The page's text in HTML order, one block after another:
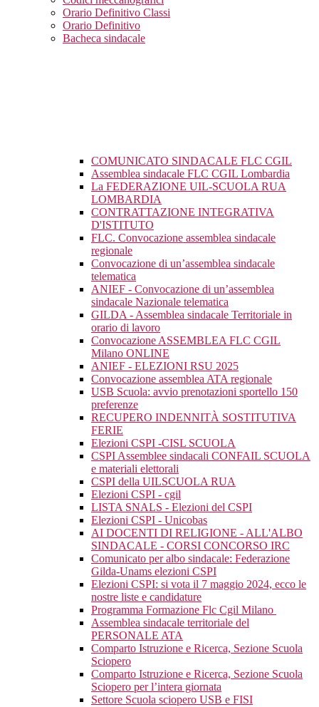
Orario Definitivo Classi
Orario Definitivo
Bacheca sindacale
COMUNICATO SINDACALE FLC CGIL
Assemblea sindacale FLC CGIL Lombardia
La FEDERAZIONE UIL-SCUOLA RUA
LOMBARDIA
CONTRATTAZIONE INTEGRATIVA
D'ISTITUTO
FLC. Convocazione assemblea sindacale
regionale
Convocazione di un’assemblea sindacale
telematica
ANIEF - Convocazione di un’assemblea
sindacale Nazionale telematica
GILDA - Assemblea sindacale Territoriale in
orario di lavoro
Convocazione ASSEMBLEA FLC CGIL
Milano ONLINE
ANIEF - ELEZIONI RSU 2025
Convocazione assemblea ATA regionale
USB Scuola: avvio prenotazioni sportello 150
preferenze
RECUPERO INDENNITÀ SOSTITUTIVA
FERIE
Elezioni CSPI -CISL SCUOLA
CSPI Assemblee sindacali CONFAIL SCUOLA
e materiali elettorali
CSPI della UILSCUOLA RUA
Elezioni CSPI - cgil
LISTA SNALS - Elezioni del CSPI
Elezioni CSPI - Unicobas
AI DOCENTI DI RELIGIONE - ALL'ALBO
SINDACALE - CORSI CONCORSO IRC
Comunicato per albo sindacale: Federazione
Gilda-Unams elezioni CSPI
Elezioni CSPI: si vota il 7 maggio 2024, ecco le
nostre liste e candidature
Programma Formazione Flc Cgil Milano
Assemblea sindacale territoriale del
PERSONALE ATA
Comparto Istruzione e Ricerca, Sezione Scuola
Sciopero
Comparto Istruzione e Ricerca, Sezione Scuola
Sciopero per l’intera giornata
Settore Scuola sciopero USB e FISI